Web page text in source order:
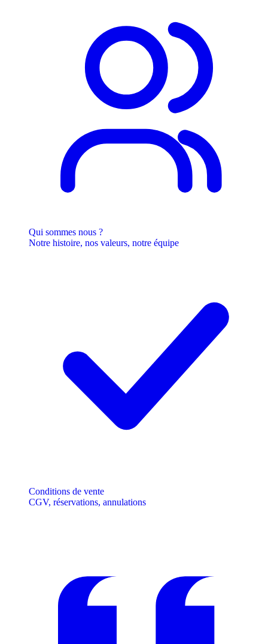
Qui sommes nous ?
Notre histoire, nos valeurs, notre équipe
Conditions de vente
CGV, réservations, annulations